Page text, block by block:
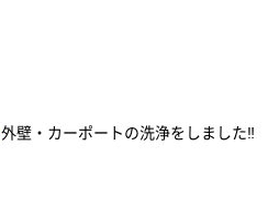
外壁・カーポートの洗浄をしました‼